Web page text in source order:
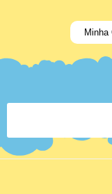
Minha